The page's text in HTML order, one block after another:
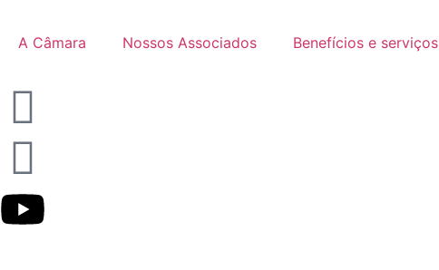
A Câmara Nossos Associados Benefícios e serviços